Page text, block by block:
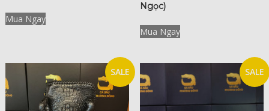
Mua Ngay
Ngọc)
Mua Ngay
SALE SALE